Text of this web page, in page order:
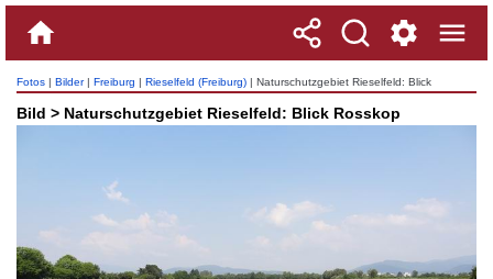
Fotos | Bilder| Freiburg | Rieselfeld (Freiburg) | Naturschutzgebiet Rieselfeld: Blick
Bild > Naturschutzgebiet Rieselfeld: Blick Rosskop